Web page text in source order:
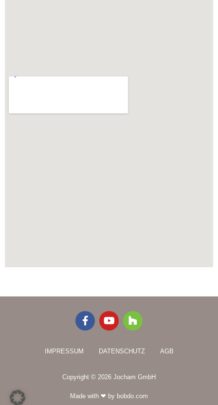
F
a
o
-
Y
o
u
e
H
o
z
IMPRESSUM DATENSCHUTZ AGB
Copyright © 2026 Jocham GmbH
Made with ❤ by bobdo.com